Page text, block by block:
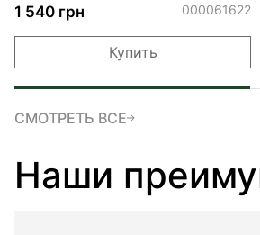
1 540 грн
000061622
Купить
СМОТРЕТЬ ВСЕ
Наши